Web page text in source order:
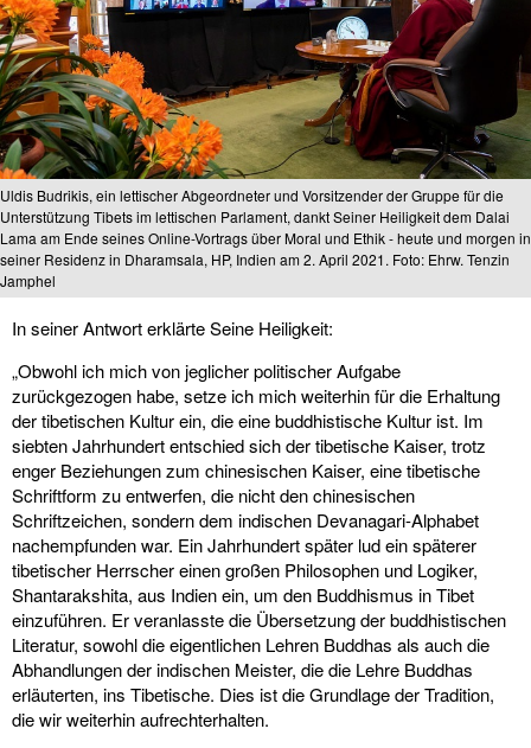
Uldis Budrikis, ein lettischer Abgeordneter und Vorsitzender der Gruppe für die
Unterstützung Tibets im lettischen Parlament, dankt Seiner Heiligkeit dem Dalai
Lama am Ende seines Online-Vortrags über Moral und Ethik - heute und morgen in
seiner Residenz in Dharamsala, HP, Indien am 2. April 2021. Foto: Ehrw. Tenzin
Jamphel
In seiner Antwort erklärte Seine Heiligkeit:
„Obwohl ich mich von jeglicher politischer Aufgabe
zurückgezogen habe, setze ich mich weiterhin für die Erhaltung
der tibetischen Kultur ein, die eine buddhistische Kultur ist. Im
siebten Jahrhundert entschied sich der tibetische Kaiser, trotz
enger Beziehungen zum chinesischen Kaiser, eine tibetische
Schriftform zu entwerfen, die nicht den chinesischen
Schriftzeichen, sondern dem indischen Devanagari-Alphabet
nachempfunden war. Ein Jahrhundert später lud ein späterer
tibetischer Herrscher einen großen Philosophen und Logiker,
Shantarakshita, aus Indien ein, um den Buddhismus in Tibet
einzuführen. Er veranlasste die Übersetzung der buddhistischen
Literatur, sowohl die eigentlichen Lehren Buddhas als auch die
Abhandlungen der indischen Meister, die die Lehre Buddhas
erläuterten, ins Tibetische. Dies ist die Grundlage der Tradition,
die wir weiterhin aufrechterhalten.